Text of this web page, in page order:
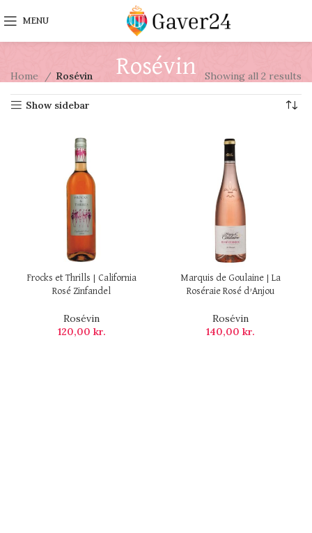
MENU
Rosévin
Home Rosévin Showing all 2 results
Show sidebar
Frocks et Thrills | California
Rosé Zinfandel
Rosévin
120,00 kr.
Marquis de Goulaine | La
Roséraie Rosé d’Anjou
Rosévin
140,00 kr.